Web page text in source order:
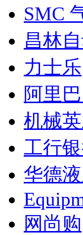
SMC
昌林
力士乐
阿里
机械
工行
华德
网尚购